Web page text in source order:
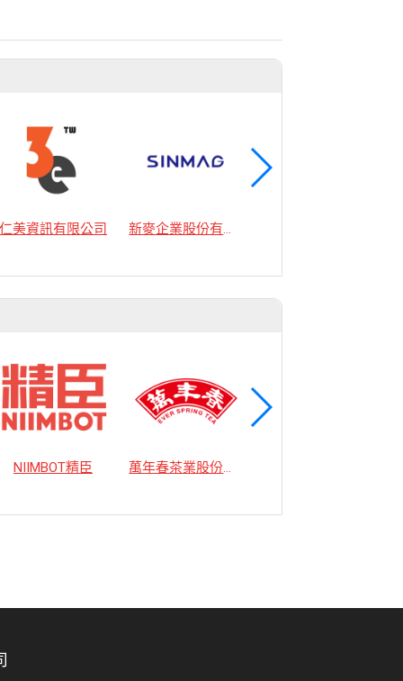
美資訊有限公司 新麥企業股份有限公司
NIIMBOT精臣 萬年春茶業股份有限公司